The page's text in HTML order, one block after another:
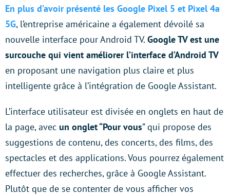
En plus d’avoir présenté les Google Pixel 5 et Pixel 4a
5G, l’entreprise américaine a également dévoilé sa
nouvelle interface pour Android TV. Google TV est une
surcouche qui vient améliorer l’interface d’Android TV
en proposant une navigation plus claire et plus
intelligente grâce à l’intégration de Google Assistant.
L’interface utilisateur est divisée en onglets en haut de
la page, avec un onglet “Pour vous” qui propose des
suggestions de contenu, des concerts, des films, des
spectacles et des applications. Vous pourrez également
effectuer des recherches, grâce à Google Assistant.
Plutôt que de se contenter de vous afficher vos